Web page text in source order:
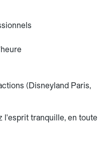
(Disneyland Paris,
l'esprit tranquille, en toute